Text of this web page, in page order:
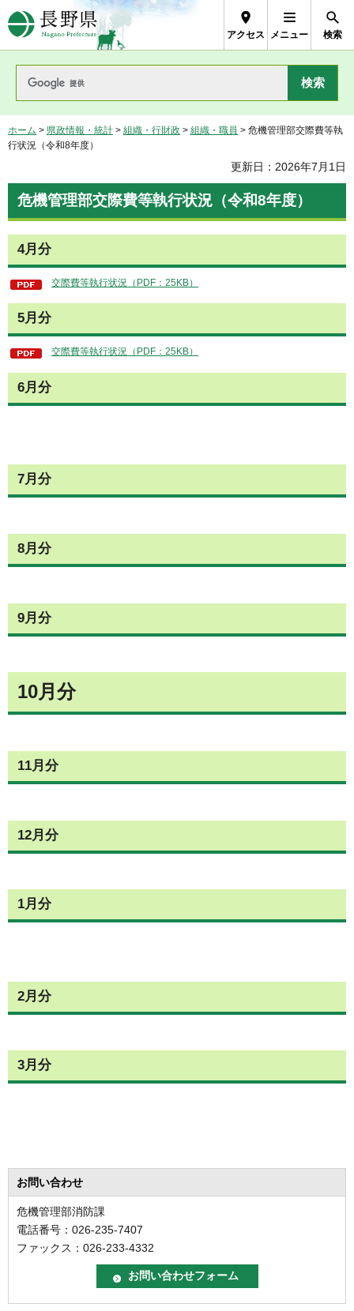
長野県Nagano Prefecture
アクセス メニュー 検索
ホーム > 県政情報・統計 > 組織・行財政 > 組織・職員 > 危機管理部交際費等執
行状況（令和8年度）
更新日：2026年7月1日
危機管理部交際費等執行状況（令和8年度）
4月分
交際費等執行状況（PDF：25KB）
5月分
交際費等執行状況（PDF：25KB）
6月分
7月分
8月分
9月分
10月分
11月分
12月分
1月分
2月分
3月分
お問い合わせ
危機管理部消防課
電話番号：026-235-7407
ファックス：026-233-4332